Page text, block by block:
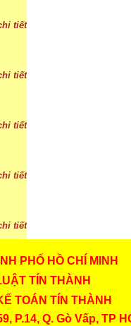
tiết
tiết
tiết
PHỐ HỒ CHÍ MINH
TÍN THÀNH
TOÁN TÍN THÀNH
P.14, Q. Gò Vấp, TP